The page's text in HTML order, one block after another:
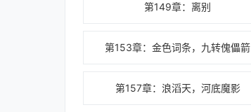
第149章：离别
第153章：金色词条，九转傀儡箭
第157章：浪滔天，河底魔影